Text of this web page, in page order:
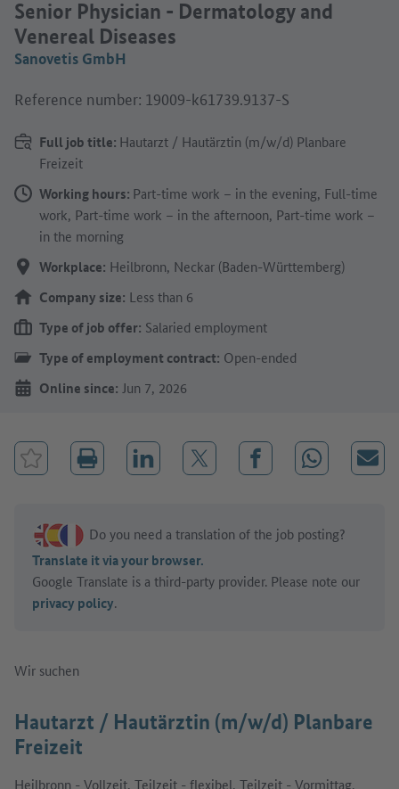
Senior Physician - Dermatology and
Venereal Diseases
Sanovetis GmbH
Reference number: 19009-k61739.9137-S
Full job title: Hautarzt / Hautärztin (m/w/d) Planbare
Freizeit
Working hours: Part-time work – in the evening, Full-time
work, Part-time work – in the afternoon, Part-time work –
in the morning
Workplace: Heilbronn, Neckar (Baden-Württemberg)
Company size: Less than 6
Type of job offer: Salaried employment
Type of employment contract: Open-ended
Online since: Jun 7, 2026
Wir suchen
Hautarzt / Hautärztin (m/w/d) Planbare
Freizeit
Heilbronn - Vollzeit, Teilzeit - flexibel, Teilzeit - Vormittag,
Bookmark Job Share on LinkedInShare on X (before: Twitter)
Share on Facebook
Share onMail
Do you need a translation of the job posting?
Translate it via your browser.
Google Translate is a third-party provider. Please note our
privacy policy.